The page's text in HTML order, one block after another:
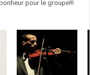
pour le groupe!!!